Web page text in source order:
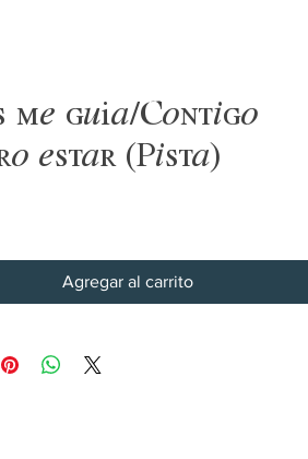
me guía/Contigo
estar (Pista)
Agregar al carrito